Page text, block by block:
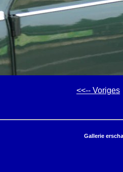
<<-- Voriges
Gallerie